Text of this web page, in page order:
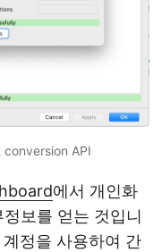
conversion API
에서 개인화
보를 얻는 것입니
정을 사용하여 간